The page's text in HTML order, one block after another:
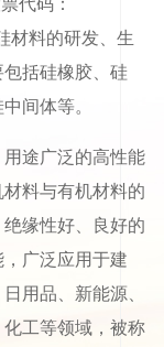
材料的研发、生
括硅橡胶、硅
间体等。
途广泛的高性能
料与有机材料的
缘性好、良好的
广泛应用于建
用品、新能源、
工等领域，被称